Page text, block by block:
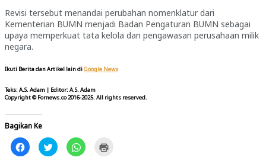
Revisi tersebut menandai perubahan nomenklatur dari
Kementerian BUMN menjadi Badan Pengaturan BUMN sebagai
upaya memperkuat tata kelola dan pengawasan perusahaan milik
negara.
Ikuti Berita dan Artikel lain diGoogle News
Teks: A.S. Adam | Editor: A.S. Adam
Copyright © Fornews.co 2016-2025. All rights reserved.
Bagikan Ke
Klik
untuk
membagikan
Klik
untuk
berbagi
Klik
untuk